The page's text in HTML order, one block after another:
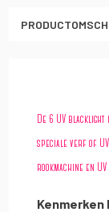
De 6 UV
speciale verf of
rookmachine en
Kenmerken